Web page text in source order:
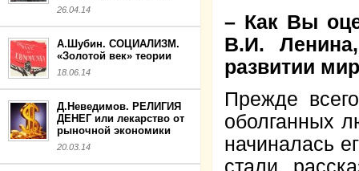
26.04.14
А.Шубин. СОЦИАЛИЗМ.
«Золотой век» теории
18.06.14
Д.Неведимов. РЕЛИГИЯ
ДЕНЕГ или лекарство от
рыночной экономики
20.03.14
– Как Вы
В.И.
развитии
Прежде
оболганных
начиналась
стали